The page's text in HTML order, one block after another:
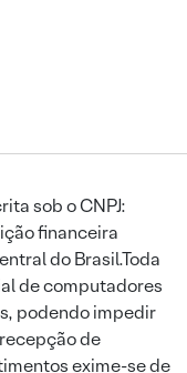
sob o CNPJ:
financeira
do Brasil.Toda
de computadores
podendo impedir
de
exime-se de